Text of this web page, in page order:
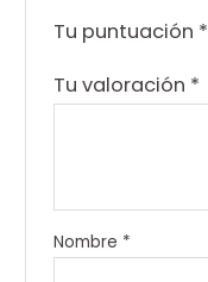
Tu puntuación *
Tu valoración *
Nombre *